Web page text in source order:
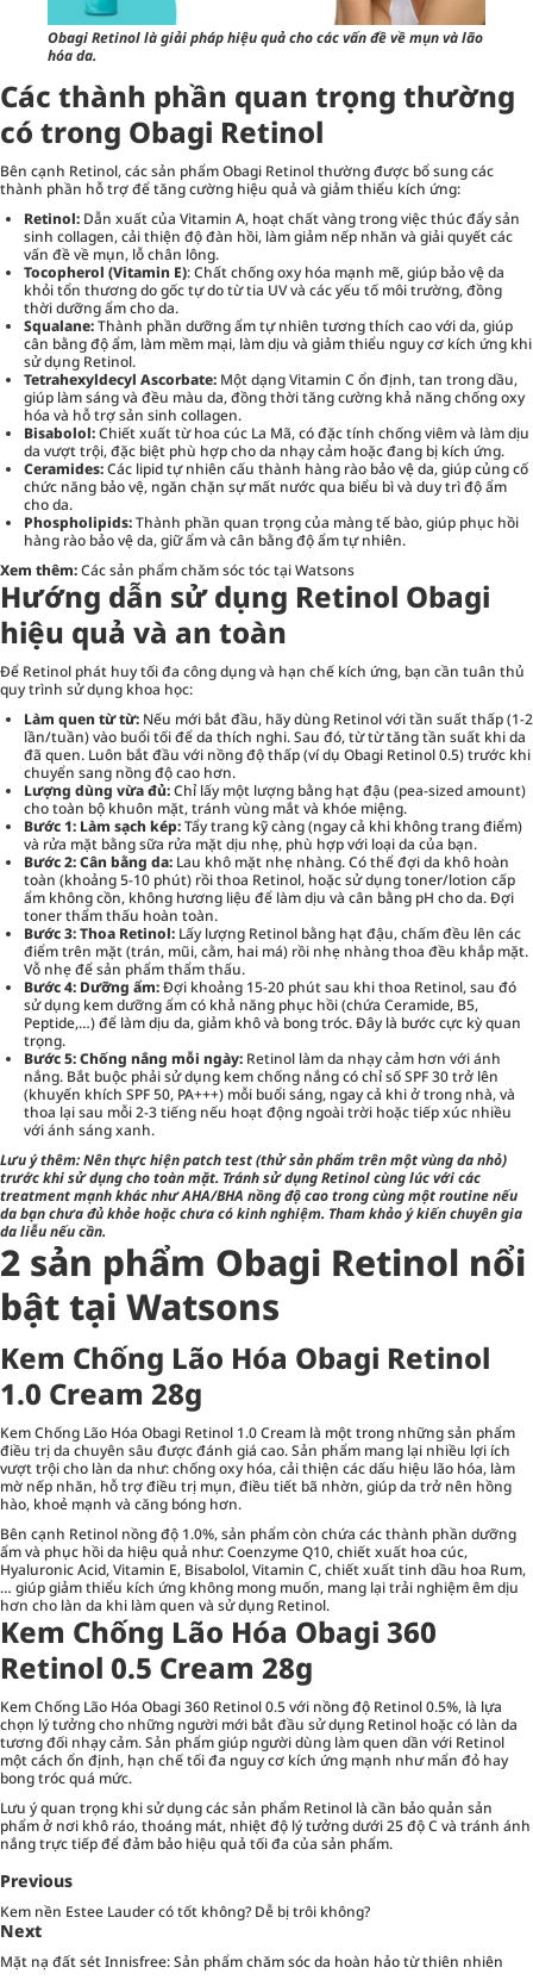
Obagi Retinol là giải pháp hiệu quả cho các vấn đề về mụn và lão
hóa da.
Các thành phần quan trọng thường
có trong Obagi Retinol
Bên cạnh Retinol, các sản phẩm Obagi Retinol thường được bổ sung các
thành phần hỗ trợ để tăng cường hiệu quả và giảm thiểu kích ứng:
Retinol: Dẫn xuất của Vitamin A, hoạt chất vàng trong việc thúc đẩy sản
sinh collagen, cải thiện độ đàn hồi, làm giảm nếp nhăn và giải quyết các
vấn đề về mụn, lỗ chân lông.
Tocopherol (Vitamin E): Chất chống oxy hóa mạnh mẽ, giúp bảo vệ da
khỏi tổn thương do gốc tự do từ tia UV và các yếu tố môi trường, đồng
thời dưỡng ẩm cho da.
Squalane:Thành phần dưỡng ẩm tự nhiên tương thích cao với da, giúp
cân bằng độ ẩm, làm mềm mại, làm dịu và giảm thiểu nguy cơ kích ứng khi
sử dụng Retinol.
Tetrahexyldecyl Ascorbate: Một dạng Vitamin C ổn định, tan trong dầu,
giúp làm sáng và đều màu da, đồng thời tăng cường khả năng chống oxy
hóa và hỗ trợ sản sinh collagen.
Bisabolol:Chiết xuất từ hoa cúc La Mã, có đặc tính chống viêm và làm dịu
da vượt trội, đặc biệt phù hợp cho da nhạy cảm hoặc đang bị kích ứng.
Ceramides:Các lipid tự nhiên cấu thành hàng rào bảo vệ da, giúp củng cố
chức năng bảo vệ, ngăn chặn sự mất nước qua biểu bì và duy trì độ ẩm
cho da.
Phospholipids:Thành phần quan trọng của màng tế bào, giúp phục hồi
hàng rào bảo vệ da, giữ ẩm và cân bằng độ ẩm tự nhiên.
Xem thêm:Các sản phẩm chăm sóc tóc tại Watsons
Hướng dẫn sử dụng Retinol Obagi
hiệu quả và an toàn
Để Retinol phát huy tối đa công dụng và hạn chế kích ứng, bạn cần tuân thủ
quy trình sử dụng khoa học:
Làm quen từ từ: Nếu mới bắt đầu, hãy dùng Retinol với tần suất thấp (1-2
lần/tuần) vào buổi tối để da thích nghi. Sau đó, từ từ tăng tần suất khi da
đã quen. Luôn bắt đầu với nồng độ thấp (ví dụ Obagi Retinol 0.5) trước khi
chuyển sang nồng độ cao hơn.
Lượng dùng vừa đủ:Chỉ lấy một lượng bằng hạt đậu (pea-sized amount)
cho toàn bộ khuôn mặt, tránh vùng mắt và khóe miệng.
Bước 1: Làm sạch kép:Tẩy trang kỹ càng (ngay cả khi không trang điểm)
và rửa mặt bằng sữa rửa mặt dịu nhẹ, phù hợp với loại da của bạn.
Bước 2: Cân bằng da: Lau khô mặt nhẹ nhàng. Có thể đợi da khô hoàn
toàn (khoảng 5-10 phút) rồi thoa Retinol, hoặc sử dụng toner/lotion cấp
ẩm không cồn, không hương liệu để làm dịu và cân bằng pH cho da. Đợi
toner thẩm thấu hoàn toàn.
Bước 3: Thoa Retinol: Lấy lượng Retinol bằng hạt đậu, chấm đều lên các
điểm trên mặt (trán, mũi, cằm, hai má) rồi nhẹ nhàng thoa đều khắp mặt.
Vỗ nhẹ để sản phẩm thẩm thấu.
Bước 4: Dưỡng ẩm:Đợi khoảng 15-20 phút sau khi thoa Retinol, sau đó
sử dụng kemdưỡng ẩmcó khả năng phục hồi (chứa Ceramide, B5,
Peptide,…) để làm dịu da, giảm khô và bong tróc. Đây là bước cực kỳ quan
trọng.
Bước 5: Chống nắng mỗi ngày: Retinol làm da nhạy cảm hơn với ánh
nắng. Bắt buộc phải sử dụng kem chống nắng có chỉ số SPF 30 trở lên
(khuyến khích SPF 50, PA+++) mỗi buổi sáng, ngay cả khi ở trong nhà, và
thoa lại sau mỗi 2-3 tiếng nếu hoạt động ngoài trời hoặc tiếp xúc nhiều
với ánh sáng xanh.
Lưu ý thêm: Nên thực hiện patch test (thử sản phẩm trên một vùng da nhỏ)
trước khi sử dụng cho toàn mặt. Tránh sử dụng Retinol cùng lúc với các
treatment mạnh khác như AHA/BHA nồng độ cao trong cùng một routine nếu
da bạn chưa đủ khỏe hoặc chưa có kinh nghiệm. Tham khảo ý kiến chuyên gia
da liễu nếu cần.
2 sản phẩm Obagi Retinol nổi
bật tại Watsons
Kem Chống Lão Hóa Obagi Retinol
1.0 Cream 28g
Kem Chống Lão Hóa Obagi Retinol 1.0 Cream là một trong những sản phẩm
điều trị da chuyên sâu được đánh giá cao. Sản phẩm mang lại nhiều lợi ích
vượt trội cho làn da như: chống oxy hóa, cải thiện các dấu hiệu lão hóa, làm
mờ nếp nhăn, hỗ trợ điều trị mụn, điều tiết bã nhờn, giúp da trở nên hồng
hào, khoẻ mạnh và căng bóng hơn.
Bên cạnh Retinol nồng độ 1.0%, sản phẩm còn chứa các thành phần dưỡng
ẩm và phục hồi da hiệu quả như: Coenzyme Q10, chiết xuất hoa cúc,
Hyaluronic Acid, Vitamin E, Bisabolol, Vitamin C, chiết xuất tinh dầu hoa Rum,
… giúp giảm thiểu kích ứng không mong muốn, mang lại trải nghiệm êm dịu
hơn cho làn da khi làm quen và sử dụng Retinol.
Kem Chống Lão Hóa Obagi 360
Retinol 0.5 Cream 28g
Kem Chống Lão Hóa Obagi 360 Retinol 0.5 với nồng độ Retinol 0.5%, là lựa
chọn lý tưởng cho những người mới bắt đầu sử dụng Retinol hoặc có làn da
tương đối nhạy cảm. Sản phẩm giúp người dùng làm quen dần với Retinol
một cách ổn định, hạn chế tối đa nguy cơ kích ứng mạnh như mẩn đỏ hay
bong tróc quá mức.
Lưu ý quan trọng khi sử dụng các sản phẩm Retinol là cần bảo quản sản
phẩm ở nơi khô ráo, thoáng mát, nhiệt độ lý tưởng dưới 25 độ C và tránh ánh
nắng trực tiếp để đảm bảo hiệu quả tối đa của sản phẩm.
Previous
Kem nền Estee Lauder có tốt không? Dễ bị trôi không?
Next
Mặt nạ đất sét Innisfree: Sản phẩm chăm sóc da hoàn hảo từ thiên nhiên